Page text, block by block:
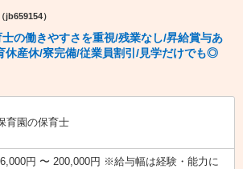
）
士の働きやすさを重視/残業なし/昇給賞与あ
休産休/寮完備/従業員割引/見学だけでも◎
育園の保育士
円 〜 200,000円 ※給与幅は経験・能力に